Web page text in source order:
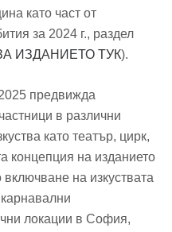
като част от
за 2024 г., раздел
ИЗДАНИЕТО ТУК).
предвижда
в различни
като театър, цирк,
концепция на изданието
на изкуствата
локации в София,